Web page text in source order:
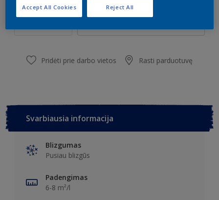
Kiekis Dažų kiekio skaičiuoklė
Pridėti prie darbo vietos Rasti parduotuvę
Svarbiausia informacija
Blizgumas
Pusiau blizgūs
Padengimas
6-8 m²/l
Reject All
Accept All Cookies